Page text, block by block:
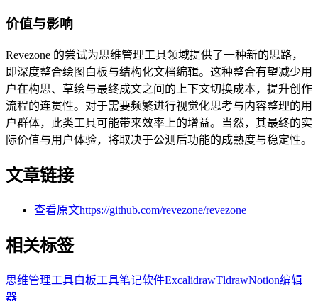
价值与影响
Revezone 的尝试为思维管理工具领域提供了一种新的思路，
即深度整合绘图白板与结构化文档编辑。这种整合有望减少用
户在构思、草绘与最终成文之间的上下文切换成本，提升创作
流程的连贯性。对于需要频繁进行视觉化思考与内容整理的用
户群体，此类工具可能带来效率上的增益。当然，其最终的实
际价值与用户体验，将取决于公测后功能的成熟度与稳定性。
文章链接
查看原文https://github.com/revezone/revezone
相关标签
思维管理工具白板工具笔记软件ExcalidrawTldrawNotion编辑
器